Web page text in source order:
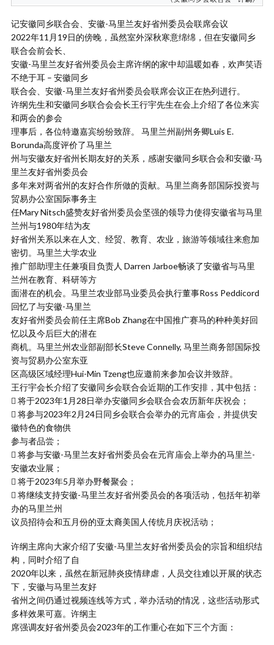
记安徽同乡联合会、安徽-马里兰友好省州委员会联席会议
2022年11月19日的傍晚，虽然室外深秋寒意绵绵，但在安徽同乡
联合会前会长、
安徽-马里兰友好省州委员会主席许纲的家中却温暖如春，欢声笑语
不绝于耳 – 安徽同乡
联合会、安徽-马里兰友好省州委员会联席会议正在热列进行。
许纲先生和安徽同乡联合会会长王行宇先生在会上介绍了各位来宾
和两会的参会
理事后，各位特邀嘉宾纷纷致辞。 马里兰州副州务卿Luis E.
Borunda高度评价了马里兰
州与安徽友好省州长期友好的关系，感谢安徽同乡联合会和安徽-马
里兰友好省州委员会
多年来对两省州的友好合作所做的贡献。马里兰商务部国际投资与
贸易办公室国际事务主
任Mary Nitsch盛赞友好省州委员会坚强的领导力使得安徽省与马里
兰州与1980年结为友
好省州关系以来在人文、经贸、教育、农业，旅游等领域往来愈加
密切。马里兰大学农业
推广部助理主任兼项目负责人 Darren Jarboe畅谈了安徽省与马里
兰州在教育、科研等方
面潜在的机会。马里兰农业部马业委员会执行董事Ross Peddicord
回忆了与安徽-马里兰
友好省州委员会前任主席Bob Zhang在中国推广赛马的种种美好回
忆以及今后巨大的潜在
商机。马里兰州农业部副部长Steve Connelly, 马里兰商务部国际投
资与贸易办公室东亚
区高级区域经理Hui-Min Tzeng也应邀前来参加会议并致辞。
王行宇会长介绍了安徽同乡会联合会近期的工作安排，其中包括：
 将于2023年1月28日举办安徽同乡会联合会农历新年庆祝会；
 将参与2023年2月24日同乡会联合会举办的元宵庙会，并提供安
徽特色的食物供
参与者品尝；
 将参与安徽-马里兰友好省州委员会在元宵庙会上举办的马里兰-
安徽农业展；
 将于2023年5月举办野餐聚会；
 将继续支持安徽-马里兰友好省州委员会的各项活动，包括年初举
办的马里兰州
议员招待会和五月份的亚太裔美国人传统月庆祝活动；
许纲主席向大家介绍了安徽-马里兰友好省州委员会的宗旨和组织结
构，同时介绍了自
2020年以来，虽然在新冠肺炎疫情肆虐，人员交往难以开展的状态
下，安徽与马里兰友好
省州之间仍通过视频连线等方式，举办活动的情况，这些活动形式
多样效果可嘉。许纲主
席强调友好省州委员会2023年的工作重心在如下三个方面：